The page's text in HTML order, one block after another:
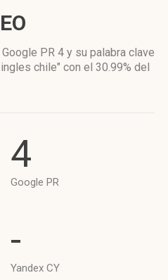
Google PR 4 y su palabra clave
chile" con el 30.99% del
4
Google PR
-
Yandex CY